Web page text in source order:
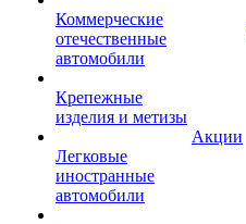
Коммерческие
отечественные
автомобили
Крепежные
изделия и метизы
Легковые
иностранные
автомобили
Акции